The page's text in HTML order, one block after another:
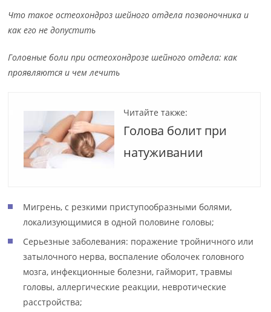
Что такое остеохондроз шейного отдела позвоночника и
как его не допустить
Головные боли при остеохондрозе шейного отдела: как
проявляются и чем лечить
Читайте также:
Голова болит при
натуживании
Мигрень, с резкими приступообразными болями,
локализующимися в одной половине головы;
Серьезные заболевания: поражение тройничного или
затылочного нерва, воспаление оболочек головного
мозга, инфекционные болезни, гайморит, травмы
головы, аллергические реакции, невротические
расстройства;